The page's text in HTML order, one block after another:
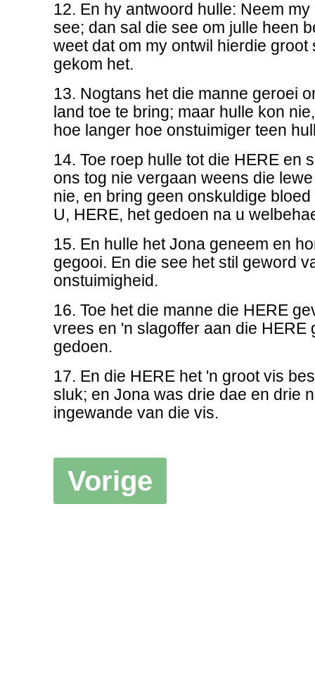
12. En hy antwoord hulle: Neem
see; dan sal die see om julle heen
weet dat om my ontwil hierdie groot
gekom het.
13. Nogtans het die manne geroei
land toe te bring; maar hulle kon
hoe langer hoe onstuimiger teen
14. Toe roep hulle tot die HERE en
ons tog nie vergaan weens die
nie, en bring geen onskuldige
U, HERE, het gedoen na u
15. En hulle het Jona geneem en
gegooi. En die see het stil geword
onstuimigheid.
16. Toe het die manne die HERE
vrees en 'n slagoffer aan die HERE
gedoen.
17. En die HERE het 'n groot vis
sluk; en Jona was drie dae en drie
ingewande van die vis.
Vorige